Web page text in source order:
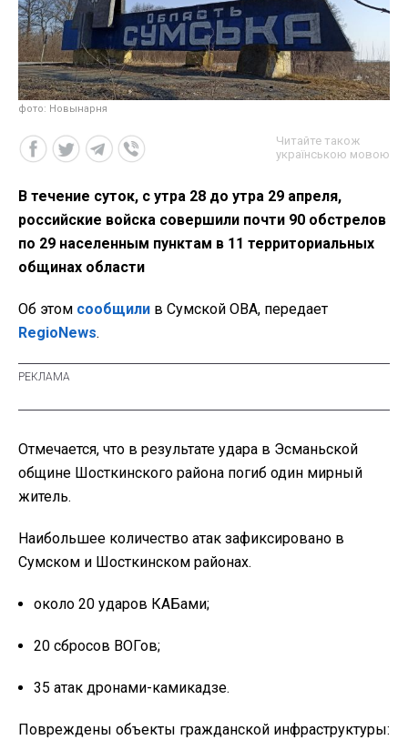
фото: Новынарня
Читайте також
українською мовою
В течение суток, с утра 28 до утра 29 апреля,
российские войска совершили почти 90 обстрелов
по 29 населенным пунктам в 11 территориальных
общинах области
Об этом сообщили в Сумской ОВА, передает
RegioNews.
Отмечается, что в результате удара в Эсманьской
общине Шосткинского района погиб один мирный
житель.
Наибольшее количество атак зафиксировано в
Сумском и Шосткинском районах.
около 20 ударов КАБами;
20 сбросов ВОГов;
35 атак дронами-камикадзе.
Повреждены объекты гражданской инфраструктуры: